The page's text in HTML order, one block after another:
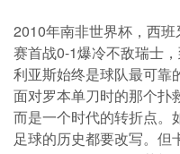
2010年南非世界杯，西
赛首战0-1爆冷不敌瑞士
利亚斯始终是球队最可靠
面对罗本单刀时的那个扑
而是一个时代的转折点。
足球的历史都要改写。但